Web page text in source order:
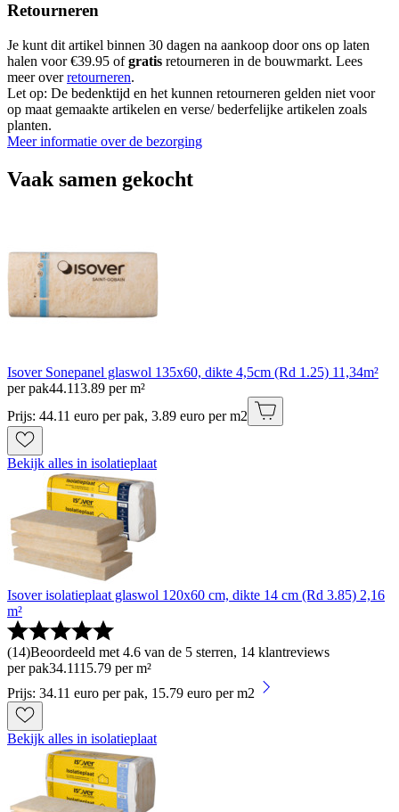
Retourneren
Je kunt dit artikel binnen 30 dagen na aankoop door ons op laten
halen voor €39.95 ofgratis retourneren in de bouwmarkt. Lees
meer overretourneren.
Let op: De bedenktijd en het kunnen retourneren gelden niet voor
op maat gemaakte artikelen en verse/ bederfelijke artikelen zoals
planten.
Meer informatie over de bezorging
Vaak samen gekocht
Isover Sonepanel glaswol 135x60, dikte 4,5cm (Rd 1.25) 11,34m²
per pak44.113.89 per m²
Prijs: 44.11 euro per pak, 3.89 euro per m2
Bekijk alles in isolatieplaat
Isover isolatieplaat glaswol 120x60 cm, dikte 14 cm (Rd 3.85) 2,16
m²
(14)Beoordeeld met 4.6 van de 5 sterren, 14 klantreviews
per pak34.1115.79 per m²
Prijs: 34.11 euro per pak, 15.79 euro per m2
Bekijk alles in isolatieplaat